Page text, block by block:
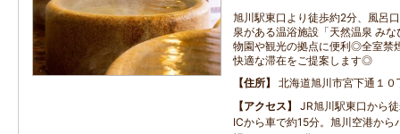
旭川駅東口より徒歩約2分、風呂
泉がある温浴施設「天然温泉 み
物園や観光の拠点に便利◎全室禁
快適な滞在をご提案します◎
住所
北海道旭川市宮下通１０
アクセス
JR旭川駅東口から
ICから車で約15分。旭川空港か